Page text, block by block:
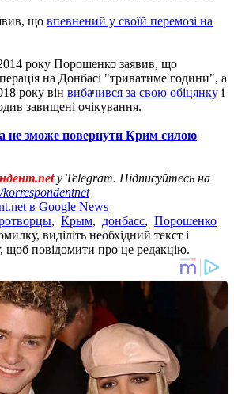
що впевнений у своїй перемозі на
року Порошенко заявив, що
на Донбасі "триватиме години", а
року він вибачився за свою обіцянку і
завищені очікування.
не зможе повернути Крим силою
у Telegram. Підписуйтесь на
в Google News
, Крым, донбасс, Порошенко
виділіть необхідний текст і
щоб повідомити про це редакцію.